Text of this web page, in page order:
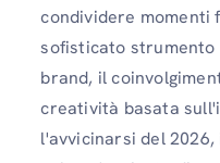
condividere momenti
sofisticato
brand, il
creatività basata
l'avvicinarsi del